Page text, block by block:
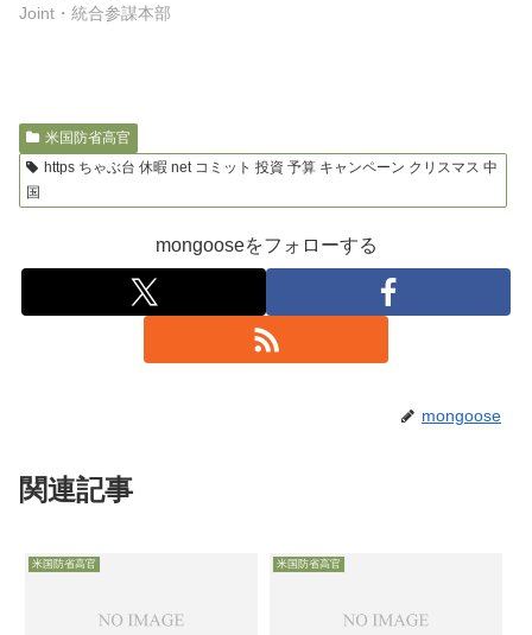
Joint・統合参謀本部
米国防省高官
https ちゃぶ台 休暇 net コミット 投資 予算 キャンペーン クリスマス 中
国
mongooseをフォローする
mongoose
関連記事
米国防省高官 米国防省高官